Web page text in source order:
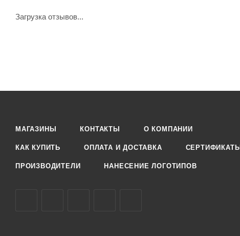
Загрузка отзывов...
МАГАЗИНЫ КОНТАКТЫ О КОМПАНИИ
КАК КУПИТЬ ОПЛАТА И ДОСТАВКА СЕРТИФИКАТЫ
ПРОИЗВОДИТЕЛИ НАНЕСЕНИЕ ЛОГОТИПОВ